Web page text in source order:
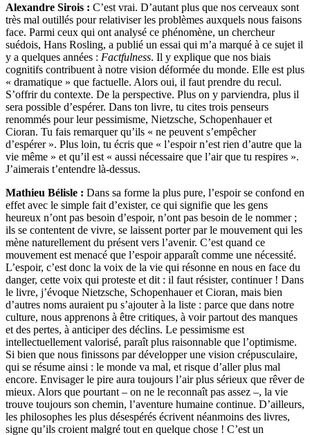
Alexandre Sirois : C’est vrai. D’autant plus que nos cerveaux sont
très mal outillés pour relativiser les problèmes auxquels nous faisons
face. Parmi ceux qui ont analysé ce phénomène, un chercheur
suédois, Hans Rosling, a publié un essai qui m’a marqué à ce sujet il
y a quelques années : Factfulness. Il y explique que nos biais
cognitifs contribuent à notre vision déformée du monde. Elle est plus
« dramatique » que factuelle. Alors oui, il faut prendre du recul.
S’offrir du contexte. De la perspective. Plus on y parviendra, plus il
sera possible d’espérer. Dans ton livre, tu cites trois penseurs
renommés pour leur pessimisme, Nietzsche, Schopenhauer et
Cioran. Tu fais remarquer qu’ils « ne peuvent s’empêcher
d’espérer ». Plus loin, tu écris que « l’espoir n’est rien d’autre que la
vie même » et qu’il est « aussi nécessaire que l’air que tu respires ».
J’aimerais t’entendre là-dessus.
Mathieu Bélisle : Dans sa forme la plus pure, l’espoir se confond en
effet avec le simple fait d’exister, ce qui signifie que les gens
heureux n’ont pas besoin d’espoir, n’ont pas besoin de le nommer ;
ils se contentent de vivre, se laissent porter par le mouvement qui les
mène naturellement du présent vers l’avenir. C’est quand ce
mouvement est menacé que l’espoir apparaît comme une nécessité.
L’espoir, c’est donc la voix de la vie qui résonne en nous en face du
danger, cette voix qui proteste et dit : il faut résister, continuer ! Dans
le livre, j’évoque Nietzsche, Schopenhauer et Cioran, mais bien
d’autres noms auraient pu s’ajouter à la liste : parce que dans notre
culture, nous apprenons à être critiques, à voir partout des manques
et des pertes, à anticiper des déclins. Le pessimisme est
intellectuellement valorisé, paraît plus raisonnable que l’optimisme.
Si bien que nous finissons par développer une vision crépusculaire,
qui se résume ainsi : le monde va mal, et risque d’aller plus mal
encore. Envisager le pire aura toujours l’air plus sérieux que rêver de
mieux. Alors que pourtant – on ne le reconnaît pas assez –, la vie
trouve toujours son chemin, l’aventure humaine continue. D’ailleurs,
les philosophes les plus désespérés écrivent néanmoins des livres,
signe qu’ils croient malgré tout en quelque chose ! C’est un